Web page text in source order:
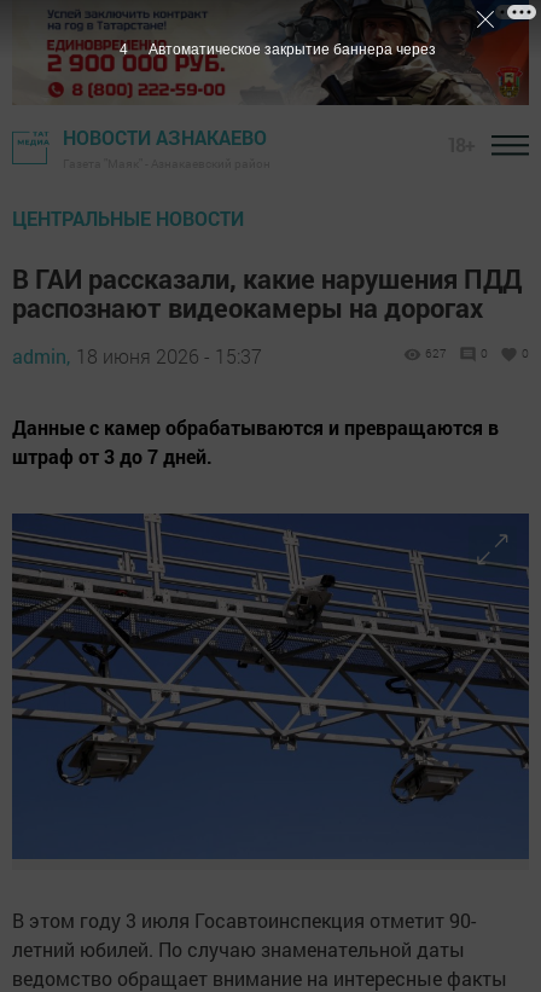
НОВОСТИ АЗНАКАЕВО
ЦЕНТРАЛЬНЫЕ НОВОСТИ
В ГАИ рассказали, какие нарушения ПДД
распознают видеокамеры на дорогах
admin, 18 июня 2026 - 15:37 627 0 0
Данные с камер обрабатываются и превращаются в
штраф от 3 до 7 дней.
В этом году 3 июля Госавтоинспекция отметит 90-
летний юбилей. По случаю знаменательной даты
ведомство обращает внимание на интересные факты
3 Автоматическое закрытие баннера через